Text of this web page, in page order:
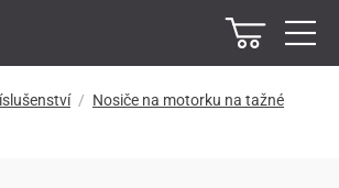
Nosiče na motorku na tažné